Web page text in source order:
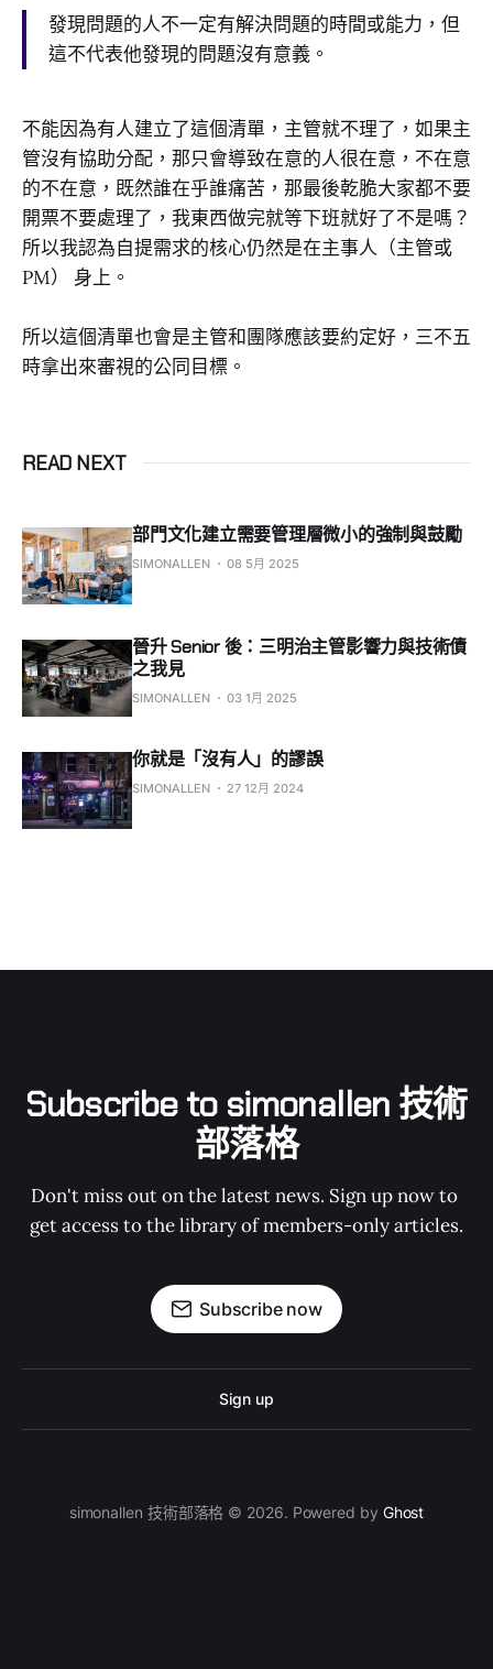
發現問題的人不一定有解決問題的時間或能力，但
這不代表他發現的問題沒有意義。
不能因為有人建立了這個清單，主管就不理了，如果主
管沒有協助分配，那只會導致在意的人很在意，不在意
的不在意，既然誰在乎誰痛苦，那最後乾脆大家都不要
開票不要處理了，我東西做完就等下班就好了不是嗎？
所以我認為自提需求的核心仍然是在主事人（主管或
PM） 身上。
所以這個清單也會是主管和團隊應該要約定好，三不五
時拿出來審視的公同目標。
READ NEXT
部門文化建立需要管理層微小的強制與鼓勵
SIMONALLEN 08 5月 2025
晉升 Senior 後：三明治主管影響力與技術債
之我見
SIMONALLEN 03 1月 2025
你就是「沒有人」的謬誤
SIMONALLEN 27 12月 2024
Subscribe to simonallen 技術
部落格
Don't miss out on the latest news. Sign up now to
get access to the library of members-only articles.
Subscribe now
Sign up
simonallen 技術部落格 © 2026. Powered by Ghost